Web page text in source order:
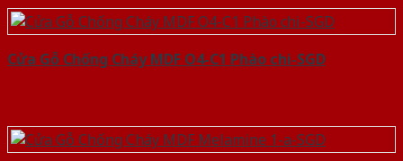
Cửa Gỗ Chống Cháy MDF O4-C1 Phào chi-SGD